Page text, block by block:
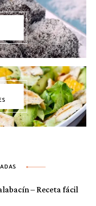
– Receta fácil